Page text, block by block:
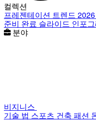
컬렉션
프레젠테이션 트렌드 2026
준비 완료 슬라이드 인포
분야
비지니스
기술 법 스포츠 건축 패션